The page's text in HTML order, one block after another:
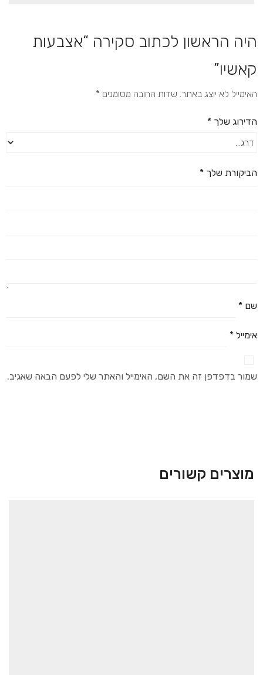
היה הראשון לכתוב סקירה “אצבעות
קאשיו”
האימייל לא יוצג באתר. שדות החובה מסומנים *
הדירוג שלך *
הביקורת שלך *
שם *
אימייל *
שמור בדפדפן זה את השם, האימייל והאתר שלי לפעם הבאה שאגיב.
מוצרים קשורים